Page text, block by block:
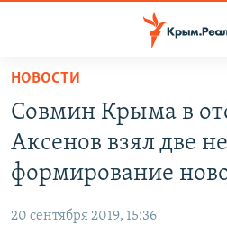
Вернуться
основному
содержанию
Вернутся
главной
навигации
СПЕЦПРОЕКТЫ
11 ЛЕТ ОККУПАЦИИ КРЫМА. 11
ВОДА
ЕЩЕ
НОВОСТИ
Совмин Крыма в
Аксенов взял две
формирование
20 сентября 2019, 15:36